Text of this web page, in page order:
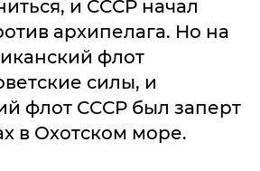
и СССР начал
архипелага. Но на
флот
силы, и
флот СССР был заперт
в Охотском море.